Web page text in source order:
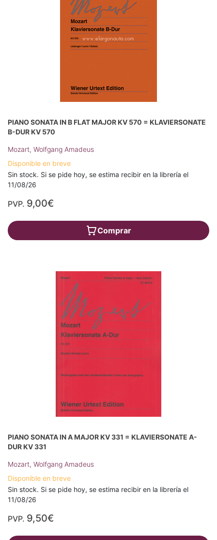
PIANO SONATA IN B FLAT MAJOR KV 570 = KLAVIERSONATE
B-DUR KV 570
Mozart, Wolfgang Amadeus
Disponible en breve
Sin stock. Si se pide hoy, se estima recibir en la librería el
11/08/26
PVP. 9,00€
Comprar
PIANO SONATA IN A MAJOR KV 331 = KLAVIERSONATE A-
DUR KV 331
Mozart, Wolfgang Amadeus
Disponible en breve
Sin stock. Si se pide hoy, se estima recibir en la librería el
11/08/26
PVP. 9,50€